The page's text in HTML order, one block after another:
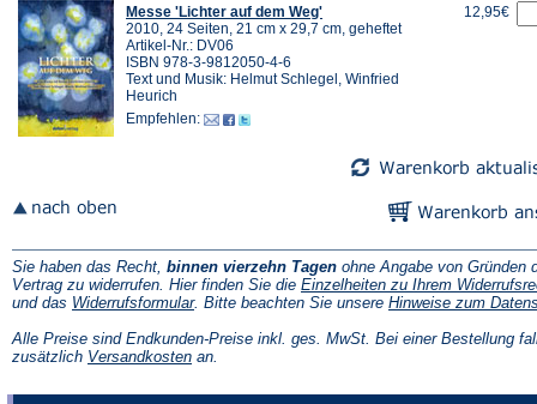
Messe 'Lichter auf dem Weg'
2010, 24 Seiten, 21 cm x 29,7 cm, geheftet
Artikel-Nr.: DV06
ISBN 978-3-9812050-4-6
Text und Musik: Helmut Schlegel, Winfried
Heurich
Empfehlen:
12,95€
Sie haben das Recht, binnen vierzehn Tagen ohne Angabe von Gründen
Vertrag zu widerrufen. Hier finden Sie die Einzelheiten zu Ihrem
und das Widerrufsformular(Öffnet
einem
neuen
. Bitte beachten Sie unsere Hinweise zum
Alle Preise sind Endkunden-Preise inkl. ges. MwSt. Bei einer Bestellung
zusätzlich Versandkosten(Öffnet
an.